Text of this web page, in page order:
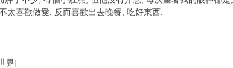
太喜歡做愛, 反而喜歡出去晚餐, 吃好東西.
界]